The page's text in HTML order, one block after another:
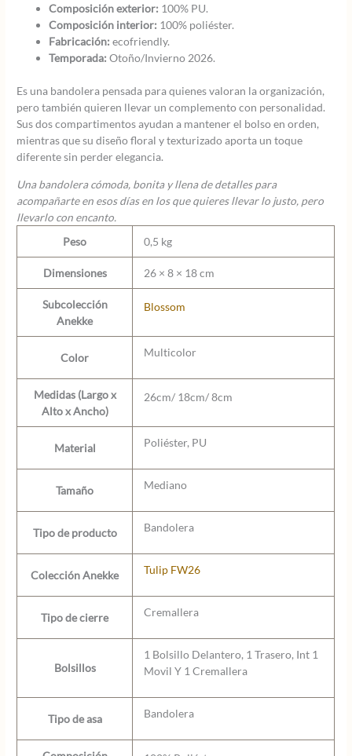
Composición exterior: 100% PU.
Composición interior: 100% poliéster.
Fabricación: ecofriendly.
Temporada: Otoño/Invierno 2026.
Es una bandolera pensada para quienes valoran la organización,
pero también quieren llevar un complemento con personalidad.
Sus dos compartimentos ayudan a mantener el bolso en orden,
mientras que su diseño floral y texturizado aporta un toque
diferente sin perder elegancia.
Una bandolera cómoda, bonita y llena de detalles para
acompañarte en esos días en los que quieres llevar lo justo, pero
llevarlo con encanto.
Peso
0,5 kg
Dimensiones 26 × 8 × 18 cm
Subcolección
Anekke
Blossom
Color Multicolor
Medidas (Largo x
Alto x Ancho)
26cm/ 18cm/ 8cm
Material Poliéster, PU
Tamaño Mediano
Tipo de producto Bandolera
Colección Anekke Tulip FW26
Tipo de cierre Cremallera
Bolsillos
1 Bolsillo Delantero, 1 Trasero, Int 1
Movil Y 1 Cremallera
Tipo de asa Bandolera